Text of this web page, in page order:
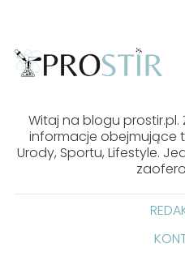
Witaj na blogu
informacje obejmujące
Urody, Sportu, Lifestyle.